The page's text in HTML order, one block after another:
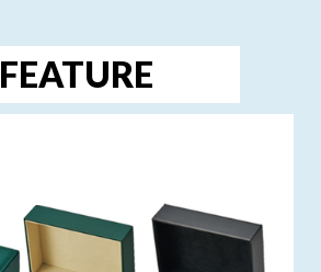
FEATURE